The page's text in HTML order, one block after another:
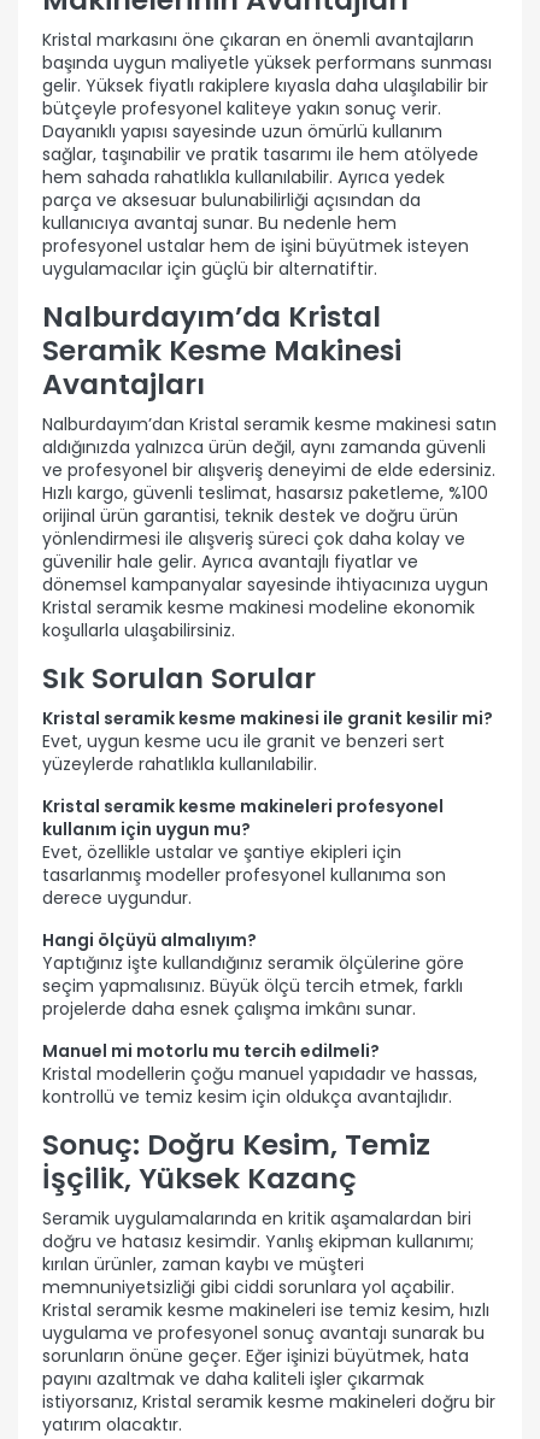
Kristal markasını öne çıkaran en önemli avantajların
başında uygun maliyetle yüksek performans sunması
gelir. Yüksek fiyatlı rakiplere kıyasla daha ulaşılabilir bir
bütçeyle profesyonel kaliteye yakın sonuç verir.
Dayanıklı yapısı sayesinde uzun ömürlü kullanım
sağlar, taşınabilir ve pratik tasarımı ile hem atölyede
hem sahada rahatlıkla kullanılabilir. Ayrıca yedek
parça ve aksesuar bulunabilirliği açısından da
kullanıcıya avantaj sunar. Bu nedenle hem
profesyonel ustalar hem de işini büyütmek isteyen
uygulamacılar için güçlü bir alternatiftir.
Nalburdayım’da Kristal
Seramik Kesme Makinesi
Avantajları
Nalburdayım’dan Kristal seramik kesme makinesi satın
aldığınızda yalnızca ürün değil, aynı zamanda güvenli
ve profesyonel bir alışveriş deneyimi de elde edersiniz.
Hızlı kargo, güvenli teslimat, hasarsız paketleme, %100
orijinal ürün garantisi, teknik destek ve doğru ürün
yönlendirmesi ile alışveriş süreci çok daha kolay ve
güvenilir hale gelir. Ayrıca avantajlı fiyatlar ve
dönemsel kampanyalar sayesinde ihtiyacınıza uygun
Kristal seramik kesme makinesi modeline ekonomik
koşullarla ulaşabilirsiniz.
Sık Sorulan Sorular
Kristal seramik kesme makinesi ile granit kesilir mi?
Evet, uygun kesme ucu ile granit ve benzeri sert
yüzeylerde rahatlıkla kullanılabilir.
Kristal seramik kesme makineleri profesyonel
kullanım için uygun mu?
Evet, özellikle ustalar ve şantiye ekipleri için
tasarlanmış modeller profesyonel kullanıma son
derece uygundur.
Hangi ölçüyü almalıyım?
Yaptığınız işte kullandığınız seramik ölçülerine göre
seçim yapmalısınız. Büyük ölçü tercih etmek, farklı
projelerde daha esnek çalışma imkânı sunar.
Manuel mi motorlu mu tercih edilmeli?
Kristal modellerin çoğu manuel yapıdadır ve hassas,
kontrollü ve temiz kesim için oldukça avantajlıdır.
Sonuç: Doğru Kesim, Temiz
İşçilik, Yüksek Kazanç
Seramik uygulamalarında en kritik aşamalardan biri
doğru ve hatasız kesimdir. Yanlış ekipman kullanımı;
kırılan ürünler, zaman kaybı ve müşteri
memnuniyetsizliği gibi ciddi sorunlara yol açabilir.
Kristal seramik kesme makineleri ise temiz kesim, hızlı
uygulama ve profesyonel sonuç avantajı sunarak bu
sorunların önüne geçer. Eğer işinizi büyütmek, hata
payını azaltmak ve daha kaliteli işler çıkarmak
istiyorsanız, Kristal seramik kesme makineleri doğru bir
yatırım olacaktır.